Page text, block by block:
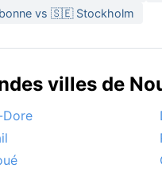
vs 🇸🇪 Stockholm
villes de